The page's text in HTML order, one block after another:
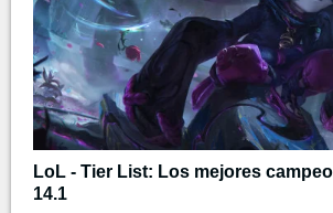
LoL - Tier List: Los mejores
14.1